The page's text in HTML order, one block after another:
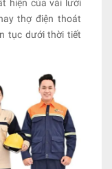
hiện của vải lưới
thợ điện thoát
tục dưới thời tiết